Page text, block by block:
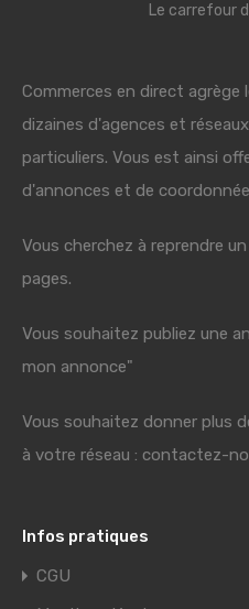
Le carrefour
Commerces en direct agrège
dizaines d'agences et
particuliers. Vous est ainsi
d'annonces et de
Vous cherchez à reprendre
pages.
Vous souhaitez publiez une
mon annonce"
Vous souhaitez donner plus
à votre réseau : contactez-
Infos pratiques
CGU